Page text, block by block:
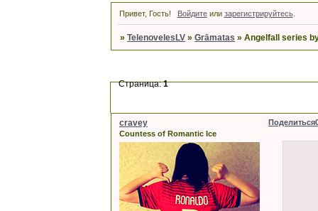
Привет, Гость! Войдитеили зарегистрируйтесь.
»TelenovelesLV »Grāmatas »Angelfall series
Страница:1
Поделиться
cravey
Countess of Romantic Ice